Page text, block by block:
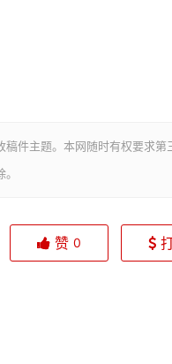
件主题。本网随时有权要求第
赞 0